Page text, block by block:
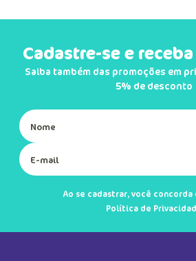
Cadastre-se e
Saiba também das promoções em
5% de desconto
Ao se cadastrar, você concorda
Política de